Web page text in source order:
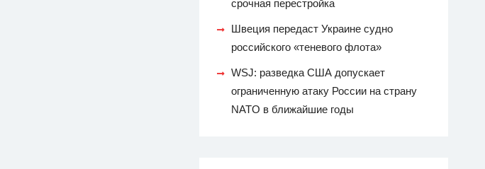
срочная перестройка
Швеция передаст Украине судно
российского «теневого флота»
WSJ: разведка США допускает
ограниченную атаку России на страну
NATO в ближайшие годы